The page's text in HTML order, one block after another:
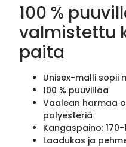
100 %
valmistettu
paita
Unisex-malli sopii
100 % puuvillaa
Vaalean harmaa
polyesteriä
Kangaspaino: 170-
Laadukas ja